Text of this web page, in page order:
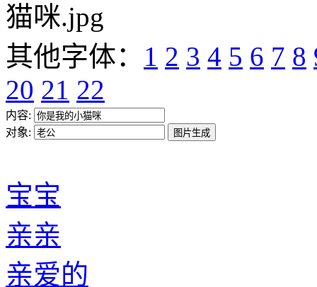
猫咪.jpg
其他字体： 1 2 3 4 5 6 7 8
20 21 22
内容:
对象:
宝宝
亲亲
亲爱的